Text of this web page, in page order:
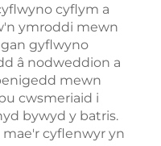
cyflym a
ymroddi mewn
gyflwyno
â nodweddion a
mewn
cwsmeriaid i
bywyd y batris.
cyflenwyr yn